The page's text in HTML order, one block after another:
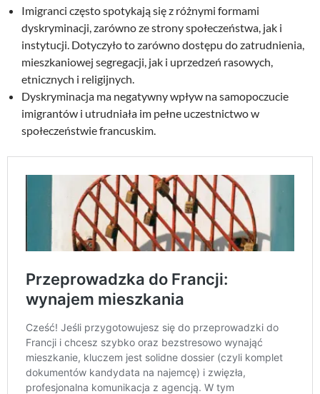
Imigranci często spotykają się z różnymi formami
dyskryminacji, zarówno ze strony społeczeństwa, jak i
instytucji. Dotyczyło to zarówno dostępu do zatrudnienia,
mieszkaniowej segregacji, jak i uprzedzeń rasowych,
etnicznych i religijnych.
Dyskryminacja ma negatywny wpływ na samopoczucie
imigrantów i utrudniała im pełne uczestnictwo w
społeczeństwie francuskim.